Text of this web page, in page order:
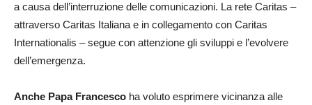
a causa dell’interruzione delle comunicazioni. La rete Caritas –
attraverso Caritas Italiana e in collegamento con Caritas
Internationalis – segue con attenzione gli sviluppi e l’evolvere
dell’emergenza.
Anche Papa Francesco ha voluto esprimere vicinanza alle